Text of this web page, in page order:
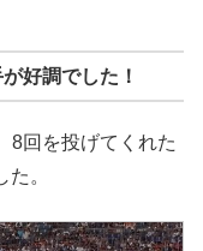
が好調でした！
8回を投げてくれた
。